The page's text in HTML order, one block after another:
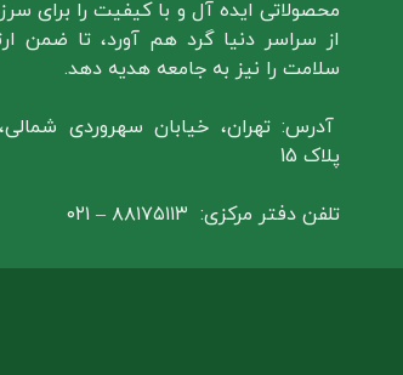
محصولاتی ایده آل و با کیفیت را برای
از سراسر دنیا گرد هم آورد، تا ضمن
سلامت را نیز به جامعه هدیه دهد.
آدرس: تهران، خیابان سهروردی
پلاک 15
تلفن دفتر مرکزی: ۸۸۱۷۵۱۱۳ – ۰۲۱